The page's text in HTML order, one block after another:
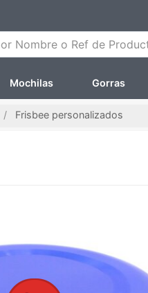
Nombre o Ref de Producto
Mochilas Gorras
Frisbee personalizados